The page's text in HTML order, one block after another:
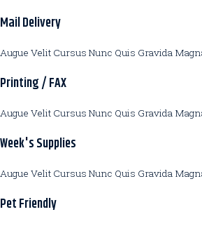
Mail Delivery
Augue Velit Cursus Nunc Quis Gravida
Printing / FAX
Augue Velit Cursus Nunc Quis Gravida
Week's Supplies
Augue Velit Cursus Nunc Quis Gravida
Pet Friendly